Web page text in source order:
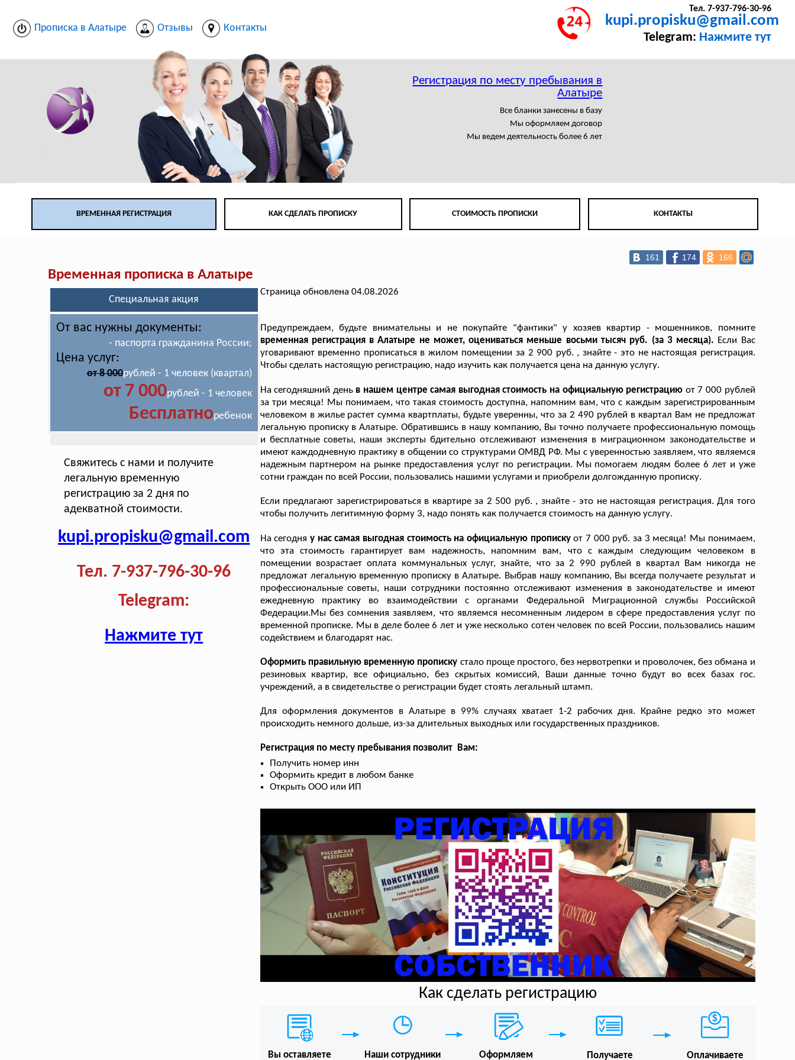
Прописка в Алатыре Отзывы Контакты
Тел. 7-937-796-30-96
kupi.propisku@gmail.com
Telegram: Нажмите тут
Регистрация по месту пребывания в
Алатыре
Все бланки занесены в базу
Мы оформляем договор
Мы ведем деятельность более 6 лет
ВРЕМЕННАЯ РЕГИСТРАЦИЯ КАК СДЕЛАТЬ ПРОПИСКУ СТОИМОСТЬ ПРОПИСКИ КОНТАКТЫ
161 174 166
Временная прописка в Алатыре
Специальная акция
От вас нужны документы:
- паспорта гражданина России;
Цена услуг:
от 8 000рублей - 1 человек (квартал)
от 7 000рублей - 1 человек
Бесплатноребенок
Свяжитесь с нами и получите
легальную временную
регистрацию за 2 дня по
адекватной стоимости.
kupi.propisku@gmail.com
Тел. 7-937-796-30-96
Telegram:
Нажмите тут
Страница обновлена 04.08.2026
Предупреждаем, будьте внимательны и не покупайте "фантики" у хозяев квартир - мошенников, помните
временная регистрация в Алатыре не может, оцениваться меньше восьми тысяч руб. (за 3 месяца). Если Вас
уговаривают временно прописаться в жилом помещении за 2 900 руб. , знайте - это не настоящая регистрация.
Чтобы сделать настоящую регистрацию, надо изучить как получается цена на данную услугу.
На сегодняшний деньв нашем центре самая выгодная стоимость на официальную регистрацию от 7 000 рублей
за три месяца! Мы понимаем, что такая стоимость доступна, напомним вам, что с каждым зарегистрированным
человеком в жилье растет сумма квартплаты, будьте уверенны, что за 2 490 рублей в квартал Вам не предложат
легальную прописку в Алатыре. Обратившись в нашу компанию, Вы точно получаете профессиональную помощь
и бесплатные советы, наши эксперты бдительно отслеживают изменения в миграционном законодательстве и
имеют каждодневную практику в общении со структурами ОМВД РФ. Мы с уверенностью заявляем, что являемся
надежным партнером на рынке предоставления услуг по регистрации. Мы помогаем людям более 6 лет и уже
сотни граждан по всей России, пользовались нашими услугами и приобрели долгожданную прописку.
Если предлагают зарегистрироваться в квартире за 2 500 руб. , знайте - это не настоящая регистрация. Для того
чтобы получить легитимную форму 3, надо понять как получается стоимость на данную услугу.
На сегодня у нас самая выгодная стоимость на официальную пропискуот 7 000 руб. за 3 месяца! Мы понимаем,
что эта стоимость гарантирует вам надежность, напомним вам, что с каждым следующим человеком в
помещении возрастает оплата коммунальных услуг, знайте, что за 2 990 рублей в квартал Вам никогда не
предложат легальную временную прописку в Алатыре. Выбрав нашу компанию, Вы всегда получаете результат и
профессиональные советы, наши сотрудники постоянно отслеживают изменения в законодательстве и имеют
ежедневную практику во взаимодействии с органами Федеральной Миграционной службы Российской
Федерации.Мы без сомнения заявляем, что являемся несомненным лидером в сфере предоставления услуг по
временной прописке. Мы в деле более 6 лет и уже несколько сотен человек по всей России, пользовались нашим
содействием и благодарят нас.
Оформить правильную временную прописку стало проще простого, без нервотрепки и проволочек, без обмана и
резиновых квартир, все официально, без скрытых комиссий, Ваши данные точно будут во всех базах гос.
учреждений, а в свидетельстве о регистрации будет стоять легальный штамп.
Для оформления документов в Алатыре в 99% случаях хватает 1-2 рабочих дня. Крайне редко это может
происходить немного дольше, из-за длительных выходных или государственных праздников.
Регистрация по месту пребывания позволит Вам:
Получить номер инн
Оформить кредит в любом банке
Открыть ООО или ИП
Как сделать регистрацию
Вы оставляете Наши сотрудники Оформляем Получаете Оплачиваете